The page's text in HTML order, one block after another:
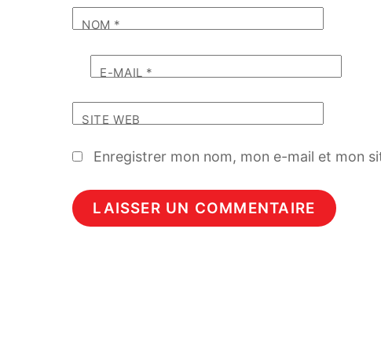
NOM *
E-MAIL *
SITE WEB
Enregistrer mon nom, mon e-mail et mon